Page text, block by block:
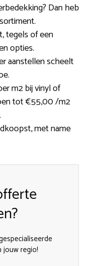
Dan heb
tegels of een
opties.
aanstellen scheelt
m2 bij vinyl of
tot €55,00 /m2
met name
jouw regio!